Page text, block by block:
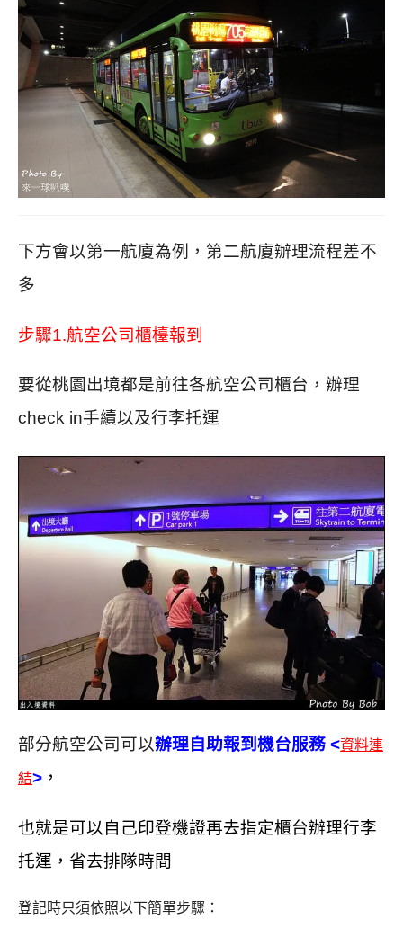
下方會以第一航廈為例 ，第二航廈辦理流程差不
多
步驟1.航空公司櫃檯報到
要從桃園出境都是前往各航空公司櫃台， 辦理
check in手續以及行李托運
部分航空公司可以辦理自助報到機台服務 <資料連
結> ，
也就是可以自己印登機證再去指定櫃台辦理行李
托運，省去排隊時間
登記時只須依照以下簡單步驟：